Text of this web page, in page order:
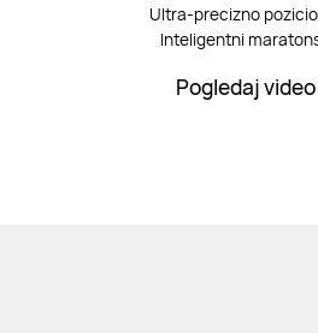
Ultra-precizno
Inteligentni
Pogledaj video